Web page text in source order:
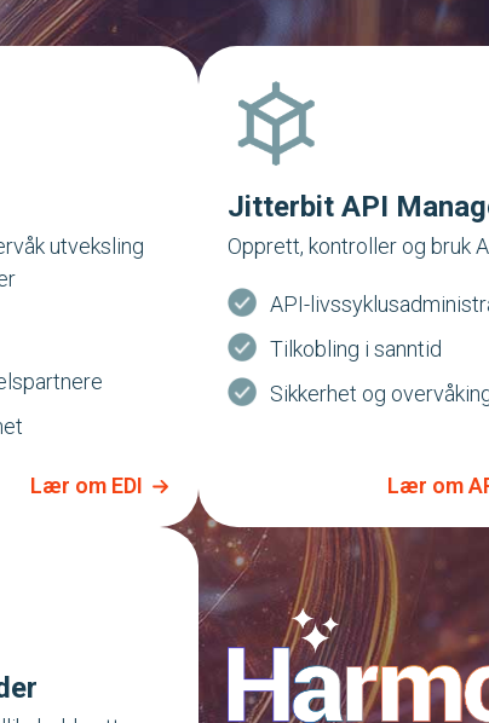
utveksling
Lær om EDI
Jitterbit API
Opprett, kontroller og bruk
API-
Tilkobling i sanntid
Sikkerhet og
Lær om